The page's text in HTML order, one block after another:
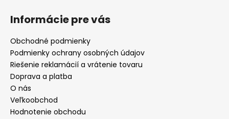
Informácie pre vás
Obchodné podmienky
Podmienky ochrany osobných údajov
Riešenie reklamácií a vrátenie tovaru
Doprava a platba
O nás
Veľkoobchod
Hodnotenie obchodu